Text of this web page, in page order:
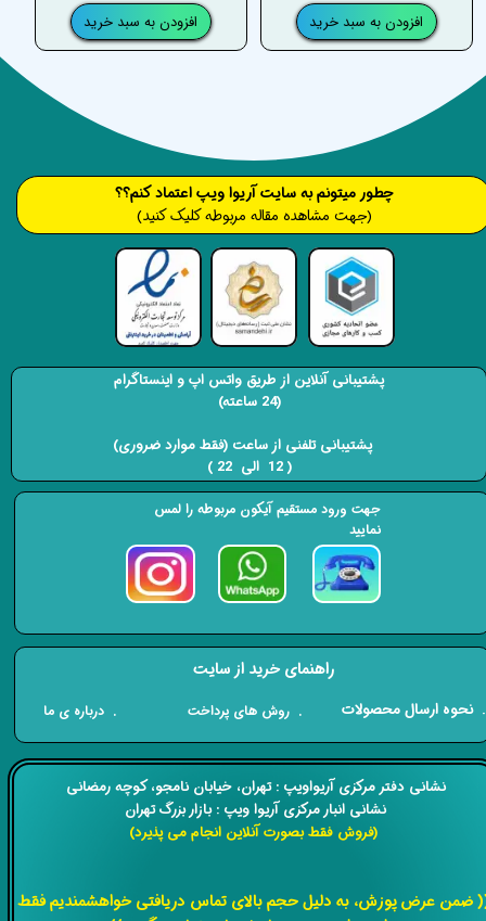
افزودن به سبد خرید افزودن به سبد خرید
​​نشانی دفتر مرکزی آریواویپ : تهران، خیابان نامجو،کوچه رمضانی
نشانی انبار مرکزی آریوا ویپ : بازار بزرگ تهران
(فروش فقط بصورت آنلاین انجام می پذیرد)
ضمن عرض پوزش، به دلیل حجم بالای تماس دریافتی خواهشمندیم فقط
​​​چطور میتونم به سایت آریوا ویپ اعتماد کنم؟؟
(جهت مشاهده مقاله مربوطه کلیک کنید)
راهنمای خرید از سایت
​. نحوه ارسال محصولات . روش های پرداخت . درباره ی ما
پشتیبانی آنلاین از طریق واتس اپ و اینستاگرام
(24 ساعته)
​​​​​​​ پشتیبانی تلفنی از ساعت (فقط موارد ضروری)
( 12 الی 22 ) ​​​​​​​
جهت ورود مستقیم آیکون مربوطه را لمس
نمایید